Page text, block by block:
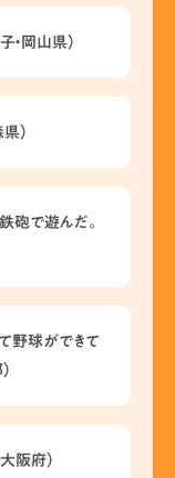
・岡山県）
）
砲で遊んだ。
野球ができて
阪府）